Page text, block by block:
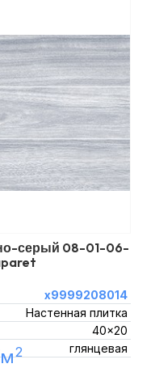
серый 08-01-06-
х9999208014
Настенная плитка
40x20
глянцевая
2